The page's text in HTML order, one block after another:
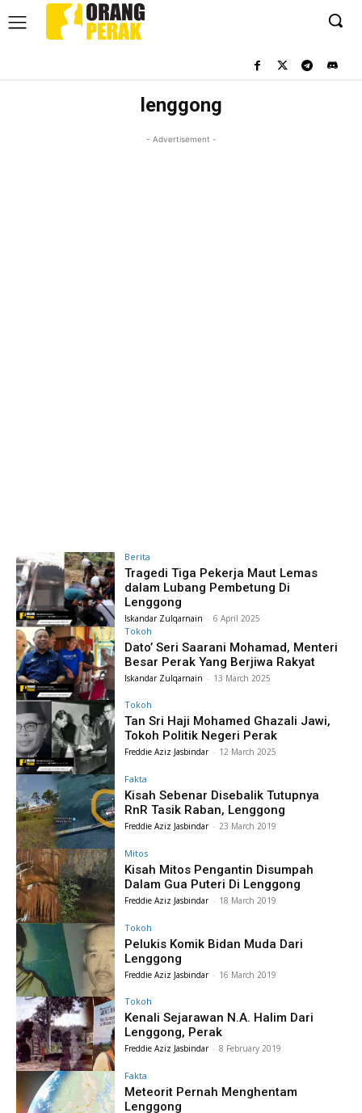
lenggong
- Advertisement -
Berita
Tragedi Tiga Pekerja Maut Lemas
dalam Lubang Pembetung Di
Lenggong
Iskandar Zulqarnain - 6 April 2025
Tokoh
Dato’ Seri Saarani Mohamad, Menteri
Besar Perak Yang Berjiwa Rakyat
Iskandar Zulqarnain - 13 March 2025
Tokoh
Tan Sri Haji Mohamed Ghazali Jawi,
Tokoh Politik Negeri Perak
Freddie Aziz Jasbindar - 12 March 2025
Fakta
Kisah Sebenar Disebalik Tutupnya
RnR Tasik Raban, Lenggong
Freddie Aziz Jasbindar - 23 March 2019
Mitos
Kisah Mitos Pengantin Disumpah
Dalam Gua Puteri Di Lenggong
Freddie Aziz Jasbindar - 18 March 2019
Tokoh
Pelukis Komik Bidan Muda Dari
Lenggong
Freddie Aziz Jasbindar - 16 March 2019
Tokoh
Kenali Sejarawan N.A. Halim Dari
Lenggong, Perak
Freddie Aziz Jasbindar - 8 February 2019
Fakta
Meteorit Pernah Menghentam
Lenggong